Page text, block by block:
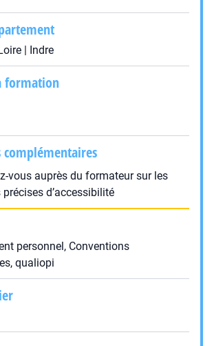
| Indre
formation
vous auprès du formateur sur les
d’accessibilité
personnel, Conventions
qualiopi